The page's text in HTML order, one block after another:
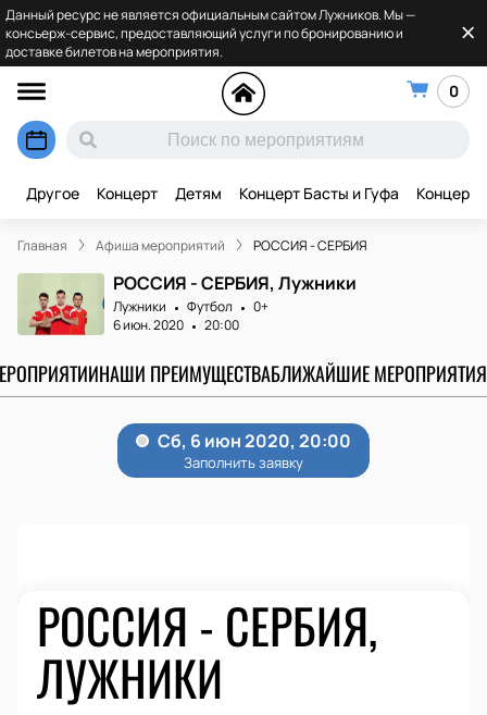
Данный ресурс не является официальным сайтом Лужников. Мы —
консьерж-сервис, предоставляющий услуги по бронированию и
доставке билетов на мероприятия.
0
Другое Концерт Детям Концерт Басты и Гуфа Концерт
Главная Афиша мероприятий РОССИЯ - СЕРБИЯ
РОССИЯ - СЕРБИЯ, Лужники
Лужники Футбол
0+
6 июн. 2020
20:00
НАШИ ПРЕИМУЩЕСТВАБЛИЖАЙШИЕ МЕРОПРИЯТИЯ
РОССИЯ - СЕРБИЯ,
ЛУЖНИКИ